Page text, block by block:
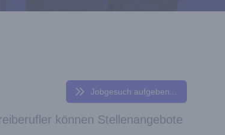
Jobgesuch aufgeben...
können Stellenangebote